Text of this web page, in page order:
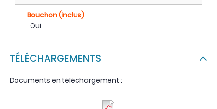
Bouchon (inclus)
Oui
TÉLÉCHARGEMENTS
Documents en téléchargement :